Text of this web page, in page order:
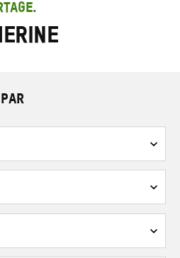
Saisir
les
termes
contenu